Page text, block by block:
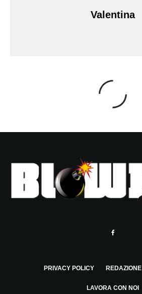
Valentina
PRIVACY POLICY REDAZIONE
LAVORA CON NOI